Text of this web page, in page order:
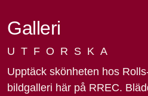
Galleri
UTFORSKA
Upptäck skönheten hos
bildgalleri här på RREC.